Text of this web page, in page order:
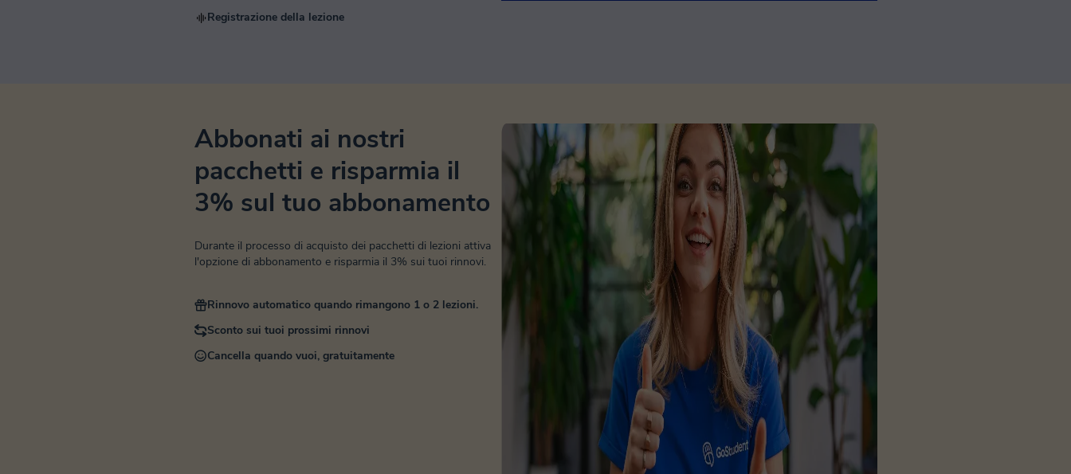
Registrazione della lezione
Abbonati ai nostri
pacchetti e risparmia il
3% sul tuo abbonamento
Durante il processo di acquisto dei pacchetti di lezioni attiva
l'opzione di abbonamento e risparmia il 3% sui tuoi rinnovi.
Rinnovo automatico quando rimangono 1 o 2 lezioni.
Sconto sui tuoi prossimi rinnovi
Cancella quando vuoi, gratuitamente